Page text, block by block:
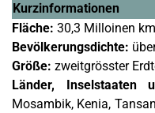
Kurzinformationen
Fläche: 30,3 Milloinen
Bevölkerungsdichte:
Größe: zweitgrösster
Länder, Inselstaaten
Mosambik, Kenia,